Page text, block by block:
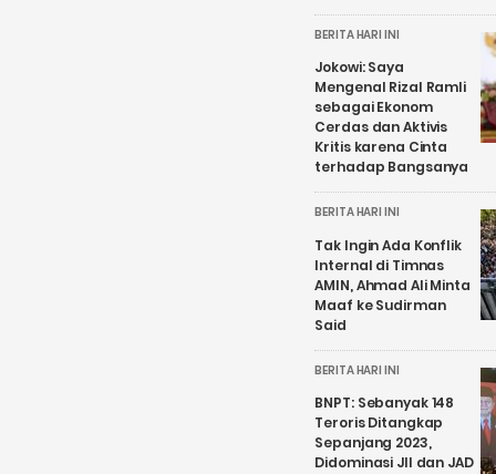
BERITA HARI INI
Jokowi: Saya
Mengenal Rizal Ramli
sebagai Ekonom
Cerdas dan Aktivis
Kritis karena Cinta
terhadap Bangsanya
BERITA HARI INI
Tak Ingin Ada Konflik
Internal di Timnas
AMIN, Ahmad Ali Minta
Maaf ke Sudirman
Said
BERITA HARI INI
BNPT: Sebanyak 148
Teroris Ditangkap
Sepanjang 2023,
Didominasi JII dan JAD